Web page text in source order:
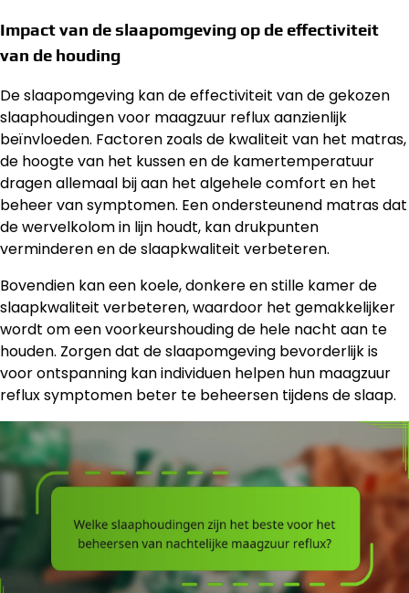
Impact van de slaapomgeving op de effectiviteit
van de houding
De slaapomgeving kan de effectiviteit van de gekozen
slaaphoudingen voor maagzuur reflux aanzienlijk
beïnvloeden. Factoren zoals de kwaliteit van het matras,
de hoogte van het kussen en de kamertemperatuur
dragen allemaal bij aan het algehele comfort en het
beheer van symptomen. Een ondersteunend matras dat
de wervelkolom in lijn houdt, kan drukpunten
verminderen en de slaapkwaliteit verbeteren.
Bovendien kan een koele, donkere en stille kamer de
slaapkwaliteit verbeteren, waardoor het gemakkelijker
wordt om een voorkeurshouding de hele nacht aan te
houden. Zorgen dat de slaapomgeving bevorderlijk is
voor ontspanning kan individuen helpen hun maagzuur
reflux symptomen beter te beheersen tijdens de slaap.